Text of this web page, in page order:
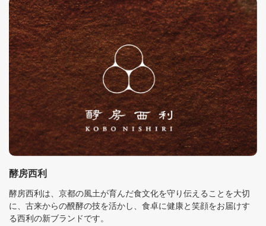
酵房西利
酵房西利は、京都の風土が育んだ食文化を守り伝えることを大切
に、古来からの醗酵の技を活かし、食卓に健康と笑顔をお届けす
る西利の新ブランドです。